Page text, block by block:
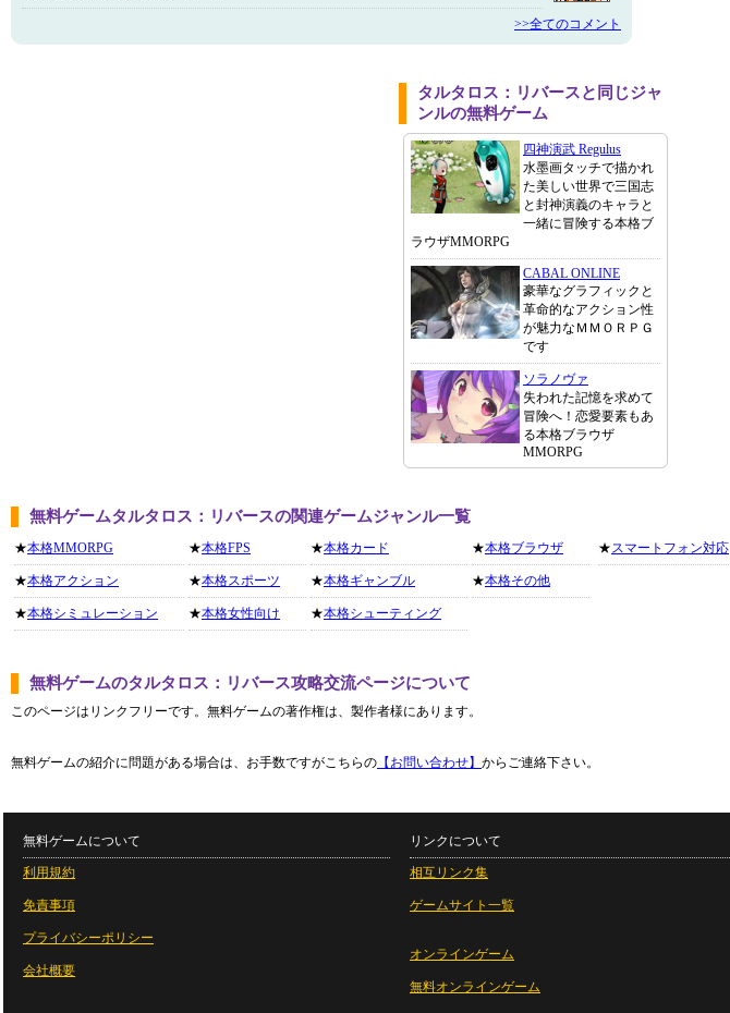
>>全てのコメント
タルタロス：リバースと同じジャ
ンルの無料ゲーム
四神演武 Regulus
水墨画タッチで描かれ
た美しい世界で三国志
と封神演義のキャラと
一緒に冒険する本格ブ
ラウザMMORPG
CABAL ONLINE
豪華なグラフィックと
革命的なアクション性
が魅力なＭＭＯＲＰＧ
です
ソラノヴァ
失われた記憶を求めて
冒険へ！恋愛要素もあ
る本格ブラウザ
MMORPG
無料ゲームタルタロス：リバースの関連ゲームジャンル一覧
★本格MMORPG
★本格アクション
★本格シミュレーション
★本格FPS
★本格スポーツ
★本格女性向け
★本格カード
★本格ギャンブル
★本格シューティング
★本格ブラウザ
★本格その他
★スマートフォン対応
無料ゲームのタルタロス：リバース攻略交流ページについて
このページはリンクフリーです。無料ゲームの著作権は、製作者様にあります。
無料ゲームの紹介に問題がある場合は、お手数ですがこちらの 【お問い合わせ】 からご連絡下さい。
無料ゲームについて
利用規約
免責事項
プライバシーポリシー
会社概要
リンクについて
相互リンク集
ゲームサイト一覧
オンラインゲーム
無料オンラインゲーム